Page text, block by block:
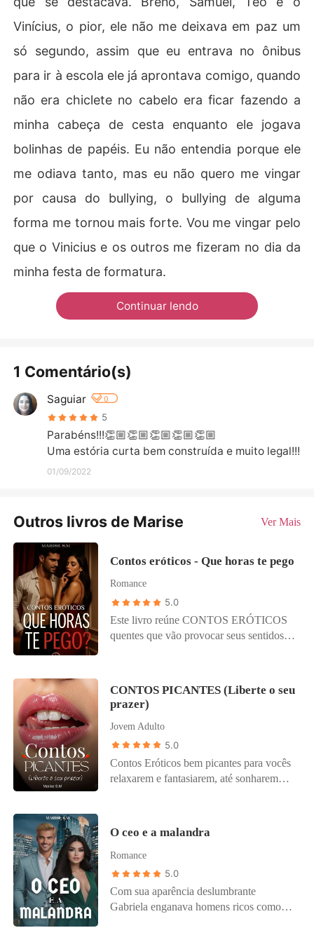
Vinícius, o pior, ele não me deixava em paz um
só segundo, assim que eu entrava no ônibus
para ir à escola ele já aprontava comigo, quando
não era chiclete no cabelo era ficar fazendo a
minha cabeça de cesta enquanto ele jogava
bolinhas de papéis. Eu não entendia porque ele
me odiava tanto, mas eu não quero me vingar
por causa do bullying, o bullying de alguma
forma me tornou mais forte. Vou me vingar pelo
que o Vinicius e os outros me fizeram no dia da
minha festa de formatura.
Continuar lendo
1 Comentário(s)
Saguiar 0
5
Parabéns!!!👏🏼👏🏼👏🏼👏🏼👏🏼
Uma estória curta bem construída e muito legal!!!
01/09/2022
Outros livros de Marise Ver Mais
Contos eróticos - Que horas te pego
Romance
5.0
Este livro reúne CONTOS ERÓTICOS
quentes que vão provocar seus sentidos e
sentir.
CONTOS PICANTES (Liberte o seu
prazer)
Jovem Adulto
5.0
Contos Eróticos bem picantes para vocês
relaxarem e fantasiarem, até sonharem
aquilo que te dá Prazer.
O ceo e a malandra
Romance
5.0
Com sua aparência deslumbrante
Gabriela enganava homens ricos como